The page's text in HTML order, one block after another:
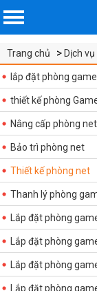
Trang chủ Dịch vụ
lắp đặt phòng
thiết kế phòng
Nâng cấp phòng net
Bảo trì phòng net
Thiết kế phòng net
Thanh lý phòng
Lắp đặt phòng
Lắp đặt phòng
Lắp đặt phòng
Lắp đặt phòng